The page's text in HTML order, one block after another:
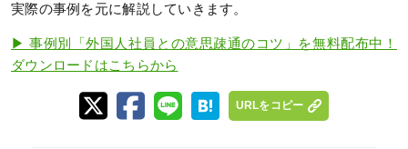
実際の事例を元に解説していきます。
▶ 事例別「外国人社員との意思疎通のコツ」を無料配布中！
ダウンロードはこちらから
URLをコピー